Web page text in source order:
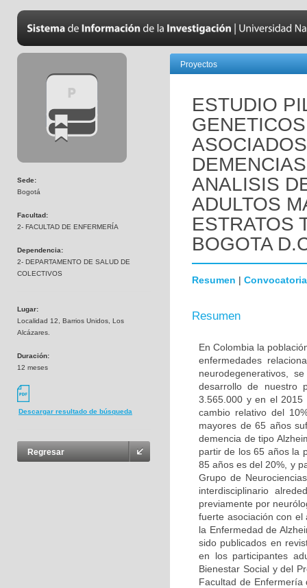
Sede:
Bogotá
Facultad:
2- FACULTAD DE ENFERMERÍA
Dependencia:
2- DEPARTAMENTO DE SALUD DE
COLECTIVOS
Lugar:
Localidad 12, Barrios Unidos, Los
Alcázares.
Duración:
12 meses
Descargar resultado de búsqueda
Regresar
Proyectos
ESTUDIO
ANALISIS
ADULTOS
ESTRATOS
BOGOTA
Resumen | Convocatoria
Resumen
En Colombia la
enfermedades
neurodegenerativos,
desarrollo de nuestro
3.565.000 y en el 2015
cambio relativo del
mayores de 65 años
demencia de tipo
partir de los 65 años la
85 años es del 20%, y
Grupo de
interdisciplinario
previamente por
fuerte asociación con el
la Enfermedad de
sido publicados en
en los participantes
Bienestar Social y del
Facultad de Enfermería